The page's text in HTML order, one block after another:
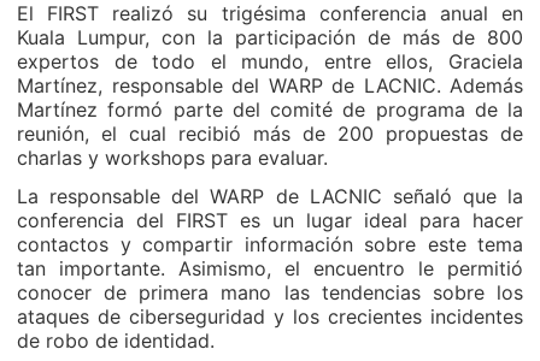
El FIRST realizó su trigésima conferencia anual en
Kuala Lumpur, con la participación de más de 800
expertos de todo el mundo, entre ellos, Graciela
Martínez, responsable del WARP de LACNIC. Además
Martínez formó parte del comité de programa de la
reunión, el cual recibió más de 200 propuestas de
charlas y workshops para evaluar.
La responsable del WARP de LACNIC señaló que la
conferencia del FIRST es un lugar ideal para hacer
contactos y compartir información sobre este tema
tan importante. Asimismo, el encuentro le permitió
conocer de primera mano las tendencias sobre los
ataques de ciberseguridad y los crecientes incidentes
de robo de identidad.